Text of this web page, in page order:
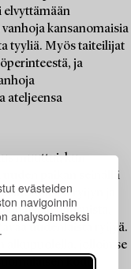
evästeiden
navigoinnin
analysoimiseksi
elvyttämään
kansanomaisia
tyyliä. Myös taiteilijat
ja
ateljeensa
muuttui, kun
paikan seinällä
ryijyn ja
usein hapsuista,
uudenlaista ryijyä.
alkupuolella, jolloin se
kodin